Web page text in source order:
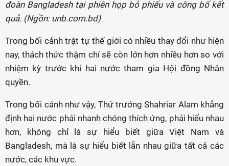
đoàn Bangladesh tại phiên họp bỏ phiếu và công bố kết
quả. (Ngồn: unb.com.bd)
Trong bối cảnh trật tự thế giới có nhiều thay đổi như hiện
nay, thách thức thậm chí sẽ còn lớn hơn nhiều hơn so với
nhiệm kỳ trước khi hai nước tham gia Hội đồng Nhân
quyền.
Trong bối cảnh như vậy, Thứ trưởng Shahriar Alam khẳng
định hai nước phải nhanh chóng thích ứng, phải hiểu nhau
hơn, không chỉ là sự hiểu biết giữa Việt Nam và
Bangladesh, mà là sự hiểu biết lẫn nhau giữa tất cả các
nước, các khu vực.